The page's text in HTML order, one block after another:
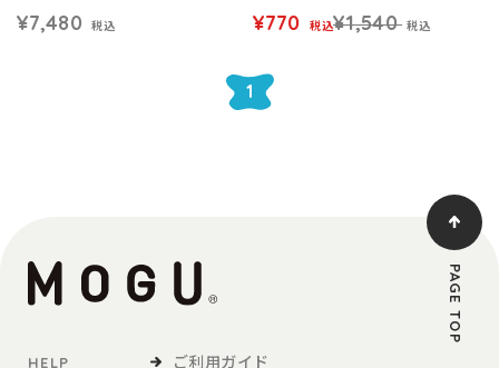
¥7,480 税込 ¥770 税込¥1,540 税込
1
HELP ご利用ガイド
PAGE TOP